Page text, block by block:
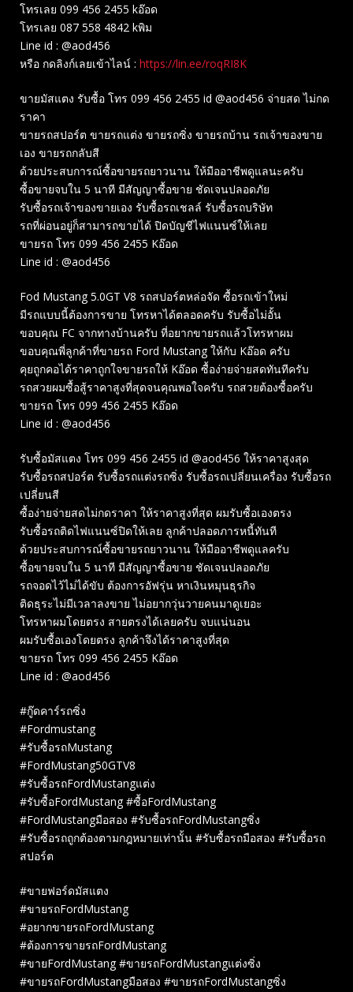
โทรเลย 099 456 2455 kอ๊อด
โทรเลย 087 558 4842 kพิม
Line id : @aod456
หรือ กดลิงก์เลยเข้าไลน์ : https://lin.ee/roqRI8K
ขายมัสแตง รับซื้อ โทร 099 456 2455 id @aod456 จ่ายสด ไม่กด
ราคา
ขายรถสปอร์ต ขายรถแต่ง ขายรถซิ่ง ขายรถบ้าน รถเจ้าของขาย
เอง ขายรถกลับสี
ด้วยประสบการณ์ซื้อขายรถยาวนาน ให้มืออาชีพดูแลนะครับ
ซื้อขายจบใน 5 นาที มีสัญญาซื้อขาย ชัดเจนปลอดภัย
รับซื้อรถเจ้าของขายเอง รับซื้อรถเชลล์ รับซื้อรถบริษัท
รถที่ผ่อนอยู่ก็สามารถขายได้ ปิดบัญชีไฟแนนซ์ให้เลย
ขายรถ โทร 099 456 2455 Kอ๊อด
Line id : @aod456
Fod Mustang 5.0GT V8 รถสปอร์ตหล่อจัด ซื้อรถเข้าใหม่
มีรถแบบนี้ต้องการขาย โทรหาได้ตลอดครับ รับซื้อไม่อั้น
ขอบคุณ FC จากทางบ้านครับ ที่อยากขายรถแล้วโทรหาผม
ขอบคุณพี่ลูกค้าที่ขายรถ Ford Mustang ให้กับ Kอ๊อด ครับ
คุยถูกคอได้ราคาถูกใจขายรถให้ Kอ๊อด ซื้อง่ายจ่ายสดทันทีครับ
รถสวยผมซื้อสู้ราคาสูงที่สุดจนคุณพอใจครับ รถสวยต้องซื้อครับ
ขายรถ โทร 099 456 2455 Kอ๊อด
Line id : @aod456
รับซื้อมัสแตง โทร 099 456 2455 id @aod456 ให้ราคาสูงสุด
รับซื้อรถสปอร์ต รับซื้อรถแต่งรถซิ่ง รับซื้อรถเปลี่ยนเครื่อง รับซื้อรถ
เปลี่ยนสี
ซื้อง่ายจ่ายสดไม่กดราคา ให้ราคาสูงที่สุด ผมรับซื้อเองตรง
รับซื้อรถติดไฟแนนซ์ปิดให้เลย ลูกค้าปลอดภารหนี้ทันที
ด้วยประสบการณ์ซื้อขายรถยาวนาน ให้มืออาชีพดูแลครับ
ซื้อขายจบใน 5 นาที มีสัญญาซื้อขาย ชัดเจนปลอดภัย
รถจอดไว้ไม่ได้ขับ ต้องการอัฟรุ่น หาเงินหมุนธุรกิจ
ติดธุระไม่มีเวลาลงขาย ไม่อยากวุ่นวายคนมาดูเยอะ
โทรหาผมโดยตรง สายตรงได้เลยครับ จบแน่นอน
ผมรับซื้อเองโดยตรง ลูกค้าจึงได้ราคาสูงที่สุด
ขายรถ โทร 099 456 2455 Kอ๊อด
Line id : @aod456
#กู๊ดคาร์รถซิ่ง
#Fordmustang
#รับซื้อรถMustang
#FordMustang50GTV8
#รับซื้อรถFordMustangแต่ง
#รับซื้อFordMustang #ซื้อFordMustang
#FordMustangมือสอง #รับซื้อรถFordMustangซิ่ง
#รับซื้อรถถูกต้องตามกฎหมายเท่านั้น #รับซื้อรถมือสอง #รับซื้อรถ
สปอร์ต
#ขายฟอร์ดมัสแตง
#ขายรถFordMustang
#อยากขายรถFordMustang
#ต้องการขายรถFordMustang
#ขายFordMustang #ขายรถFordMustangแต่งซิ่ง
#ขายรถFordMustangมือสอง #ขายรถFordMustangซิ่ง